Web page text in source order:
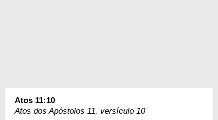
Atos 11:10
Atos dos Apóstolos 11, versículo 10